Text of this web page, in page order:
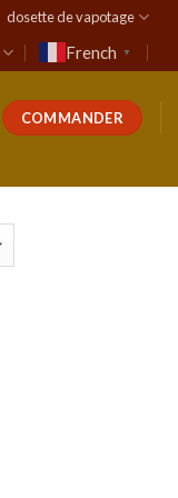
dosette de vapotage
French ▼
COMMANDER